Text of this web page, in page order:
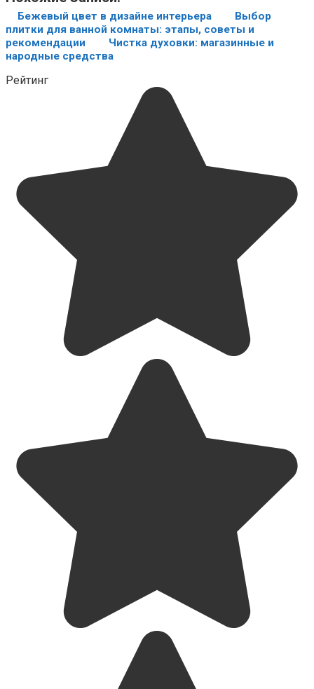
Бежевый цвет в дизайне интерьера
Выбор
плитки для ванной комнаты: этапы, советы и
рекомендации
Чистка духовки: магазинные и
народные средства
Рейтинг